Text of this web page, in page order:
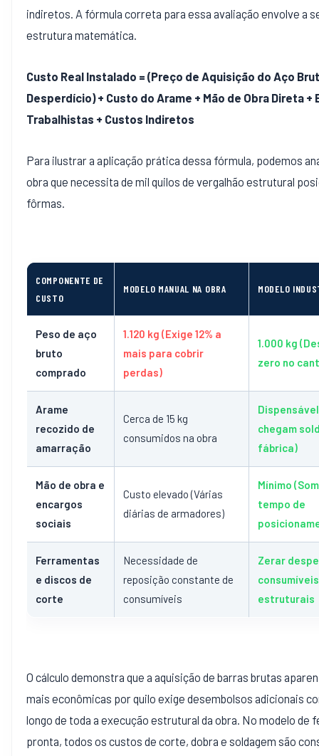
indiretos. A fórmula correta para essa avaliação envolve a
estrutura matemática.
Custo Real Instalado = (Preço de Aquisição do Aço
Desperdício) + Custo do Arame + Mão de Obra Direta +
Trabalhistas + Custos Indiretos
Para ilustrar a aplicação prática dessa fórmula, podemos
obra que necessita de mil quilos de vergalhão estrutural
fôrmas.
COMPONENTE DE
CUSTO
MODELO MANUAL NA OBRA MODELO
Peso de aço
bruto
comprado
1.120 kg (Exige 12% a
mais para cobrir
perdas)
1.000 kg
zero no
Arame
recozido de
amarração
Cerca de 15 kg
consumidos na obra
chegam
fábrica)
Mão de obra e
encargos
sociais
Custo elevado (Várias
diárias de armadores)
Mínimo
tempo de
Ferramentas
e discos de
corte
Necessidade de
reposição constante de
consumíveis
Zerar
consumíveis
estruturais
O cálculo demonstra que a aquisição de barras brutas
mais econômicas por quilo exige desembolsos adicionais
longo de toda a execução estrutural da obra. No modelo de
pronta, todos os custos de corte, dobra e soldagem são